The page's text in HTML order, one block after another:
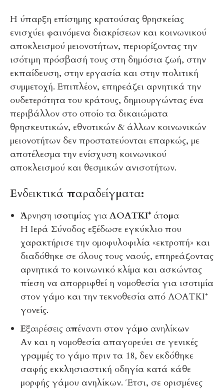
Η ύπαρξη επίσημης κρατούσας θρησκείας
ενισχύει φαινόμενα διακρίσεων και κοινωνικού
αποκλεισμού μειονοτήτων, περιορίζοντας την
ισότιμη πρόσβασή τους στη δημόσια ζωή, στην
εκπαίδευση, στην εργασία και στην πολιτική
συμμετοχή. Επιπλέον, επηρεάζει αρνητικά την
ουδετερότητα του κράτους, δημιουργώντας ένα
περιβάλλον στο οποίο τα δικαιώματα
θρησκευτικών, εθνοτικών & άλλων κοινωνικών
μειονοτήτων δεν προστατεύονται επαρκώς, με
αποτέλεσμα την ενίσχυση κοινωνικού
αποκλεισμού και θεσμικών ανισοτήτων.
Ενδεικτικά παραδείγματα:
Άρνηση ισοτιμίας για ΛΟΑΤΚΙ⁺ άτομα
Η Ιερά Σύνοδος εξέδωσε εγκύκλιο που
χαρακτήρισε την ομοφυλοφιλία «εκτροπή» και
διαδόθηκε σε όλους τους ναούς, επηρεάζοντας
αρνητικά το κοινωνικό κλίμα και ασκώντας
πίεση να απορριφθεί η νομοθεσία για ισοτιμία
στον γάμο και την τεκνοθεσία από ΛΟΑΤΚΙ⁺
γονείς.
Εξαιρέσεις απέναντι στον γάμο ανηλίκων
Αν και η νομοθεσία απαγορεύει σε γενικές
γραμμές το γάμο πριν τα 18, δεν εκδόθηκε
σαφής εκκλησιαστική οδηγία κατά κάθε
μορφής γάμου ανηλίκων. Έτσι, σε ορισμένες